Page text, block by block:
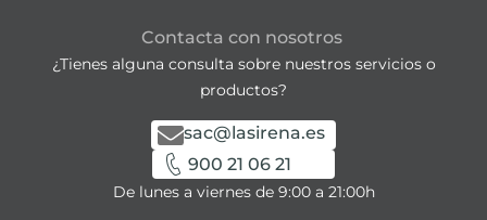
Contacta con nosotros
¿Tienes alguna consulta sobre nuestros servicios o
productos?
sac@lasirena.es
900 21 06 21
De lunes a viernes de 9:00 a 21:00h